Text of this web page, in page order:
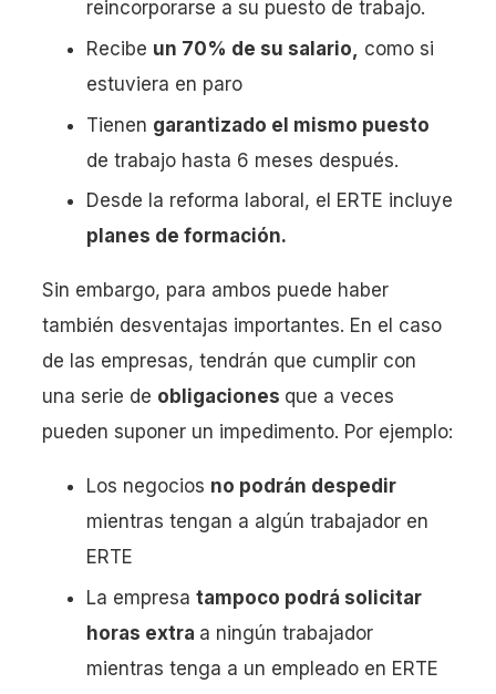
reincorporarse a su puesto de trabajo.
Recibe un 70% de su salario,
como si
estuviera en paro
Tienen garantizado el mismo puesto
de trabajo hasta 6 meses después.
Desde la reforma laboral, el ERTE incluye
planes de formación.
Sin embargo, para ambos puede haber
también desventajas importantes. En el caso
de las empresas, tendrán que cumplir con
una serie de obligaciones que a veces
pueden suponer un impedimento. Por ejemplo:
Los negocios no podrán despedir
mientras tengan a algún trabajador en
ERTE
La empresa tampoco podrá solicitar
horas extra a ningún trabajador
mientras tenga a un empleado en ERTE